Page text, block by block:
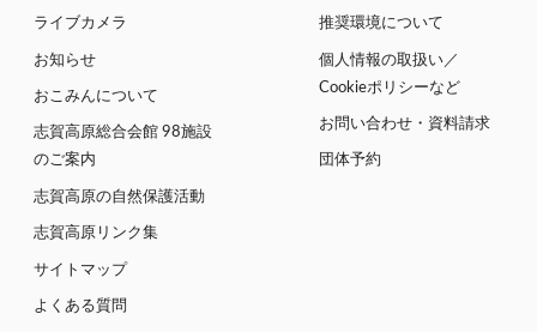
ライブカメラ
お知らせ
おこみんについて
志賀高原総合会館 98施設
のご案内
志賀高原の自然保護活動
志賀高原リンク集
サイトマップ
よくある質問
推奨環境について
個人情報の取扱い／
Cookieポリシーなど
お問い合わせ・資料請求
団体予約